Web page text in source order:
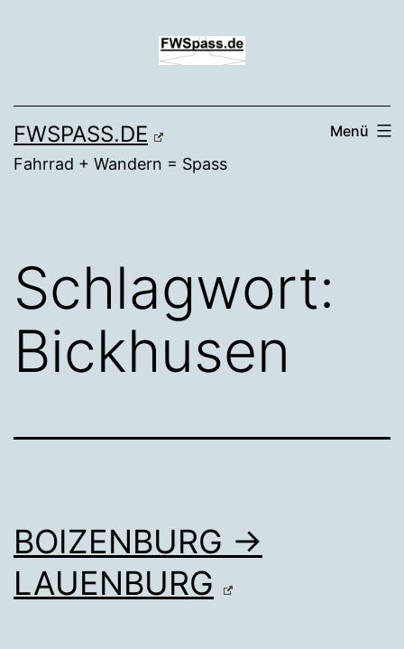
FWSPASS.DE
Fahrrad + Wandern = Spass
Menü
Schlagwort:
Bickhusen
BOIZENBURG →
LAUENBURG